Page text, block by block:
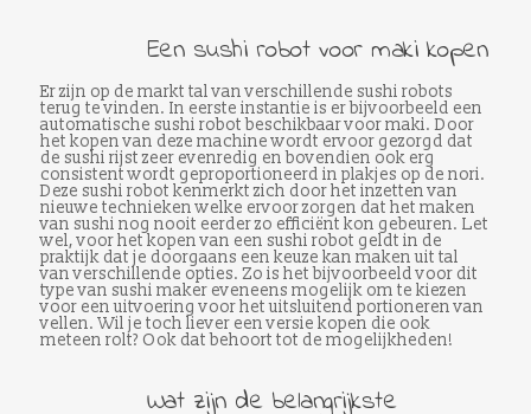
Een sushi robot voor maki kopen
Er zijn op de markt tal van verschillende sushi robots
terug te vinden. In eerste instantie is er bijvoorbeeld een
automatische sushi robot beschikbaar voor maki. Door
het kopen van deze machine wordt ervoor gezorgd dat
de sushi rijst zeer evenredig en bovendien ook erg
consistent wordt geproportioneerd in plakjes op de nori.
Deze sushi robot kenmerkt zich door het inzetten van
nieuwe technieken welke ervoor zorgen dat het maken
van sushi nog nooit eerder zo efficiënt kon gebeuren. Let
wel, voor het kopen van een sushi robot geldt in de
praktijk dat je doorgaans een keuze kan maken uit tal
van verschillende opties. Zo is het bijvoorbeeld voor dit
type van sushi maker eveneens mogelijk om te kiezen
voor een uitvoering voor het uitsluitend portioneren van
vellen. Wil je toch liever een versie kopen die ook
meteen rolt? Ook dat behoort tot de mogelijkheden!
Wat zijn de belangrijkste